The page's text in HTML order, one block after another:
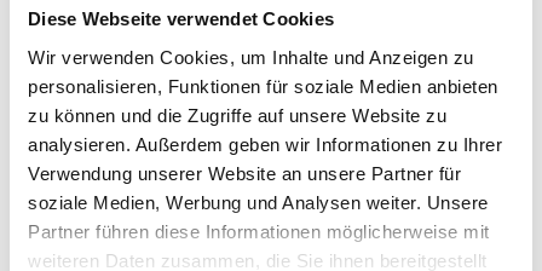
Diese Webseite verwendet Cookies
Wir verwenden Cookies, um Inhalte und Anzeigen zu
personalisieren, Funktionen für soziale Medien anbieten
zu können und die Zugriffe auf unsere Website zu
analysieren. Außerdem geben wir Informationen zu Ihrer
Verwendung unserer Website an unsere Partner für
soziale Medien, Werbung und Analysen weiter. Unsere
Partner führen diese Informationen möglicherweise mit
weiteren Daten zusammen, die Sie ihnen bereitgestellt
KUNDE
Vor- und Nachname / Firmenname:*
Straße:*
PLZ und Ort:*